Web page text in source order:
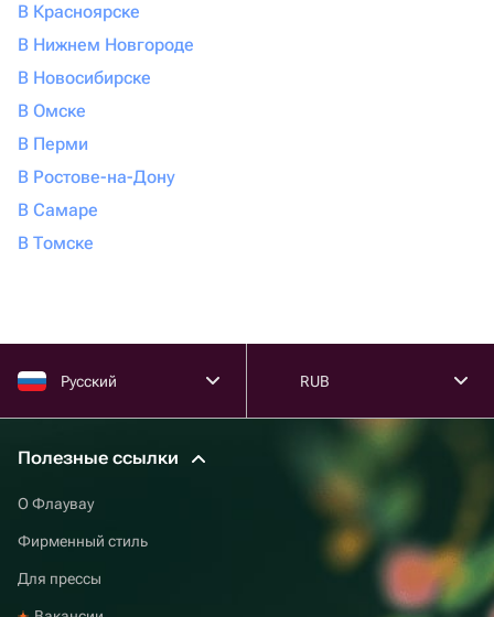
В Красноярске
В Нижнем Новгороде
В Новосибирске
В Омске
В Перми
В Ростове-на-Дону
В Самаре
В Томске
Русский RUB
Полезные ссылки
О Флаувау
Фирменный стиль
Для прессы